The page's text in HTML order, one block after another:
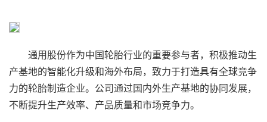
通用股份作为中国轮胎行业的重要参与者，积极推动生
产基地的智能化升级和海外布局，致力于打造具有全球竞争
力的轮胎制造企业。公司通过国内外生产基地的协同发展，
不断提升生产效率、产品质量和市场竞争力。